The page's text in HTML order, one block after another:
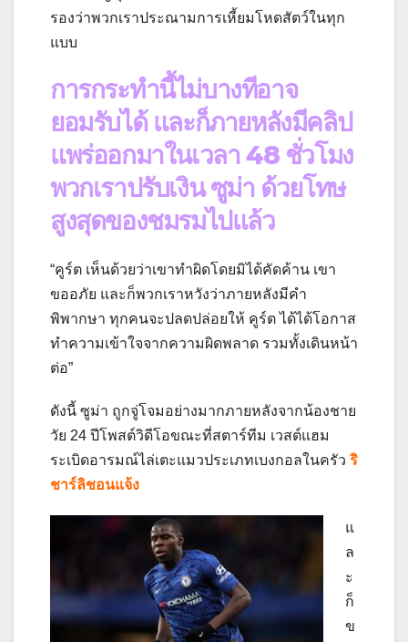
รองว่าพวกเราประณามการเหี้ยมโหดสัตว์ในทุก
แบบ
การกระทำนี้ไม่บางทีอาจ
ยอมรับได้ และก็ภายหลังมีคลิป
แพร่ออกมาในเวลา 48 ชั่วโมง
พวกเราปรับเงิน ซูม่า ด้วยโทษ
สูงสุดของชมรมไปแล้ว
“คูร์ต เห็นด้วยว่าเขาทำผิดโดยมิได้คัดค้าน เขา
ขออภัย และก็พวกเราหวังว่าภายหลังมีคำ
พิพากษา ทุกคนจะปลดปล่อยให้ คูร์ต ได้ได้โอกาส
ทำความเข้าใจจากความผิดพลาด รวมทั้งเดินหน้า
ต่อ”
ดังนี้ ซูม่า ถูกจู่โจมอย่างมากภายหลังจากน้องชาย
วัย 24 ปีโพสต์วิดีโอขณะที่สตาร์ทีม เวสต์แฮม
ระเบิดอารมณ์ไล่เตะแมวประเภทเบงกอลในครัว ริ
ชาร์ลิชอนแจ้ง
แ
ล
ะ
ก็
ข